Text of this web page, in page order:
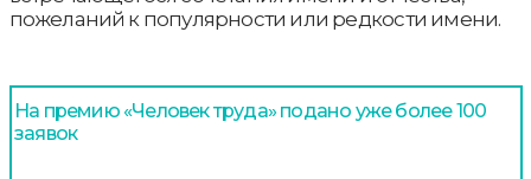
пожеланий к популярности или редкости имени.
На премию «Человек труда» подано уже более 100
заявок